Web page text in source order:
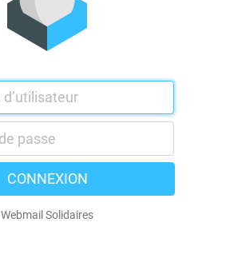
CONNEXION
Webmail Solidaires